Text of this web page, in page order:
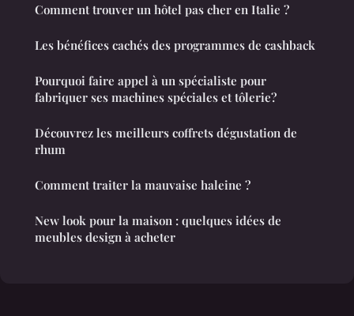
Comment trouver un hôtel pas cher en Italie ?
Les bénéfices cachés des programmes de cashback
Pourquoi faire appel à un spécialiste pour
fabriquer ses machines spéciales et tôlerie?
Découvrez les meilleurs coffrets dégustation de
rhum
Comment traiter la mauvaise haleine ?
New look pour la maison : quelques idées de
meubles design à acheter